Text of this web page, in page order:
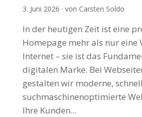
3. Juni 2026 · von Carsten Soldo
In der heutigen Zeit ist eine
Homepage mehr als nur eine
Internet – sie ist das
digitalen Marke. Bei
gestalten wir moderne,
suchmaschinenoptimierte
Ihre Kunden...